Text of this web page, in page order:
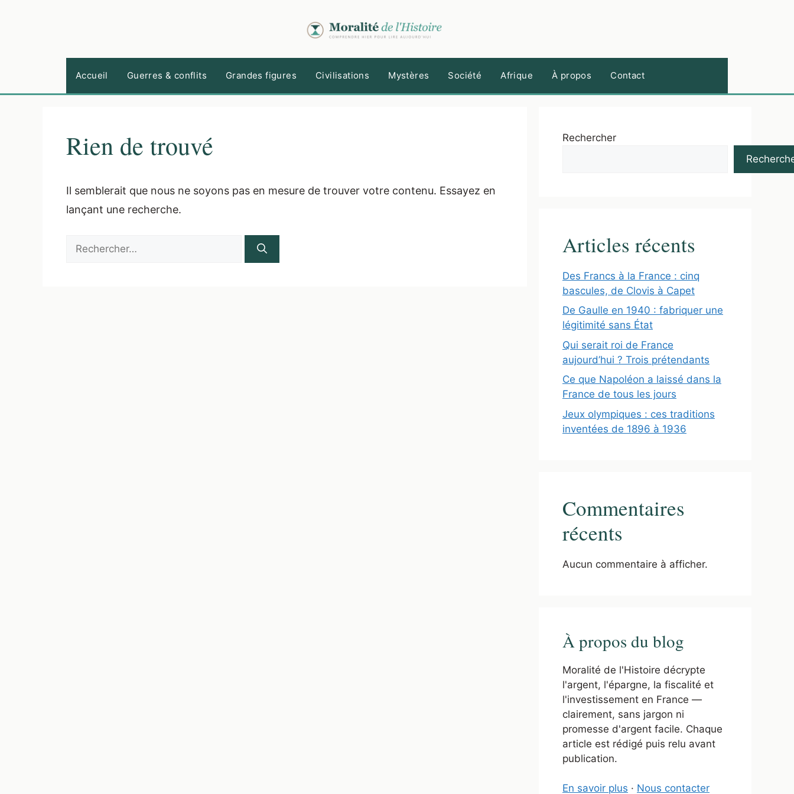
Accueil Guerres & conflits Grandes figures Civilisations Mystères Société Afrique À propos Contact
Rien de trouvé
Il semblerait que nous ne soyons pas en mesure de trouver votre contenu. Essayez en
lançant une recherche.
Rechercher :
Rechercher
Articles récents
Des Francs à la France : cinq
bascules, de Clovis à Capet
De Gaulle en 1940 : fabriquer une
légitimité sans État
Qui serait roi de France
aujourd’hui ? Trois prétendants
Ce que Napoléon a laissé dans la
France de tous les jours
Jeux olympiques : ces traditions
inventées de 1896 à 1936
Commentaires
récents
Aucun commentaire à afficher.
À propos du blog
Moralité de l'Histoire décrypte
l'argent, l'épargne, la fiscalité et
l'investissement en France —
clairement, sans jargon ni
promesse d'argent facile. Chaque
article est rédigé puis relu avant
publication.
En savoir plus · Nous contacter